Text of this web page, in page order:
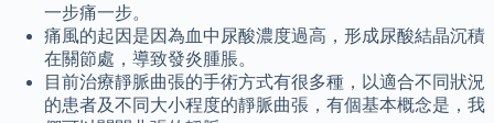
一步痛一步。
痛風的起因是因為血中尿酸濃度過高，形成尿酸結晶沉積
在關節處，導致發炎腫脹。
目前治療靜脈曲張的手術方式有很多種，以適合不同狀況
的患者及不同大小程度的靜脈曲張，有個基本概念是，我